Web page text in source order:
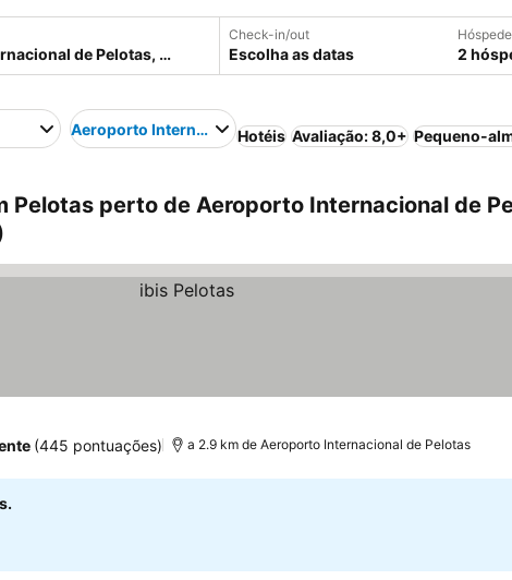
Check-in/out
Escolha as datas 2
Aeroporto Internacional de Pelotas
Hotéis Avaliação: 8,0+ Pequeno-
Pelotas perto de Aeroporto Internacional de
(445 pontuações) a 2.9 km de Aeroporto Internacional de Pelotas